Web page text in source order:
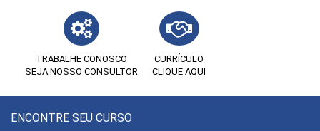
TRABALHE CONOSCO
SEJA NOSSO CONSULTOR
CURRÍCULO
CLIQUE AQUI
ENCONTRE SEU CURSO